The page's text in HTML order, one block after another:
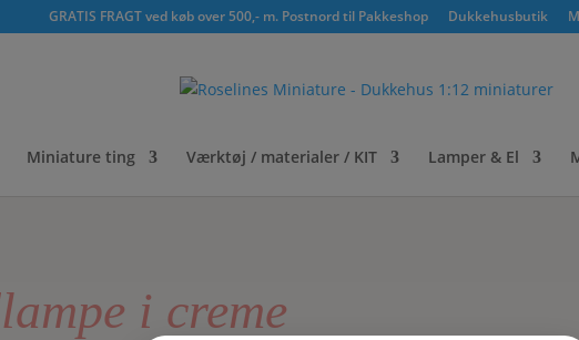
GRATIS FRAGT ved køb over 500,- m. Postnord til Pakkeshop Dukkehusbutik
Miniature ting Værktøj / materialer / KIT Lamper & El
i creme